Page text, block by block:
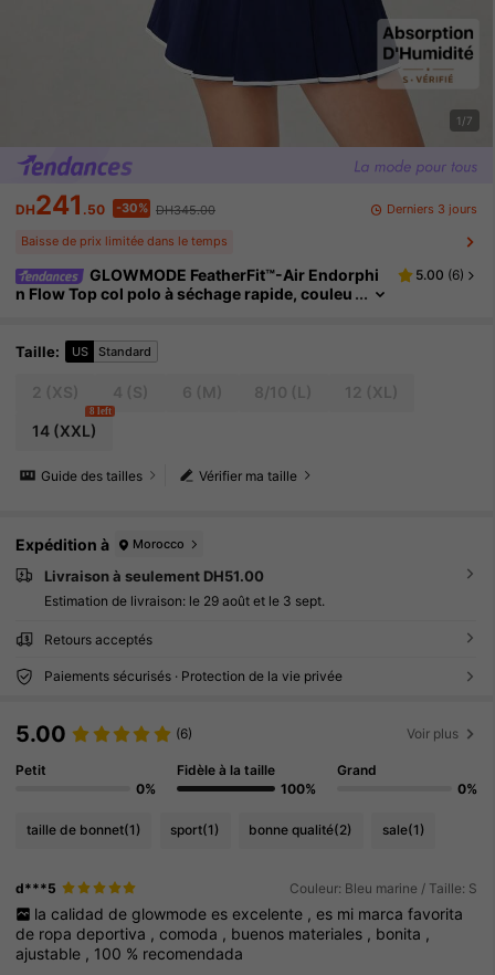
1/7
DH241 .50 -30% DH345.00 Derniers 3 jours
Baisse de prix limitée dans le temps
GLOWMODE FeatherFit™-Air Endorphi
n Flow Top col polo à séchage rapide, couleu
5.00 (6)
Taille: US Standard
14(XXL)
8 left
Vérifier ma taille
Guide des tailles
Expédition à Morocco
Livraison à seulement DH51.00
Estimation de livraison: le 29 août et le 3 sept.
Retours acceptés
Paiements sécurisés · Protection de la vie privée
5.00 (6) Voir plus
Petit
0%
Fidèle à la taille
100%
Grand
0%
taille de bonnet(1) sport(1) bonne qualité(2) sale(1)
d***5 Couleur: Bleu marine / Taille: S
la calidad de glowmode es excelente , es mi marca favorita
de ropadeportiva ,comoda , buenos materiales , bonita ,
ajustable , 100 % recomendada